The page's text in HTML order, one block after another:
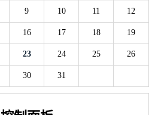
9 10 11 12
16 17 18 19
23 24 25 26
30 31